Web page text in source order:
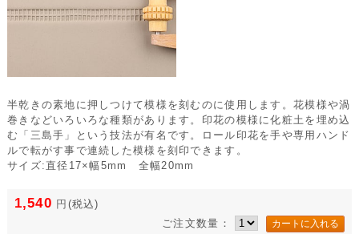
半乾きの素地に押しつけて模様を刻むのに使用します。花模様や渦
巻きなどいろいろな種類があります。印花の模様に化粧土を埋め込
む「三島手」という技法が有名です。ロール印花を手や専用ハンド
ルで転がす事で連続した模様を刻印できます。
サイズ:直径17×幅5mm 全幅20mm
1,540 円 (税込)
ご注文数量：